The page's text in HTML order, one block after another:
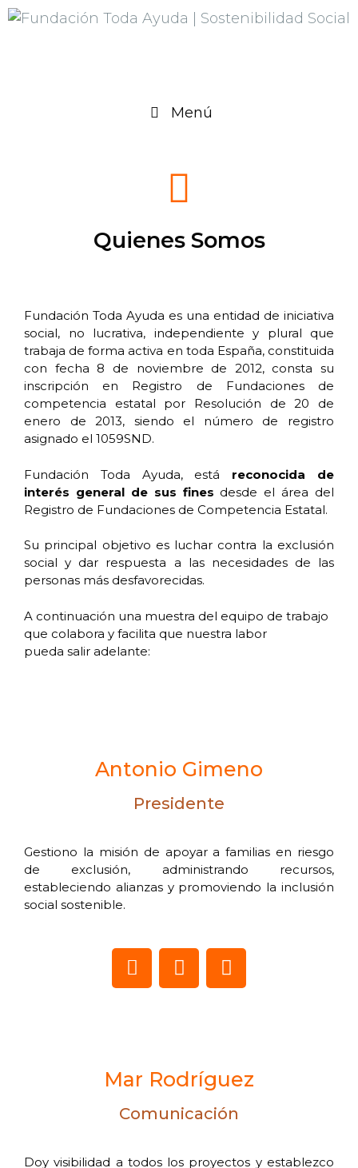
Menú
Quienes Somos
Fundación Toda Ayuda es una entidad de iniciativa
social, no lucrativa, independiente y plural que
trabaja de forma activa en toda España, constituida
con fecha 8 de noviembre de 2012, consta su
inscripción en Registro de Fundaciones de
competencia estatal por Resolución de 20 de
enero de 2013, siendo el número de registro
asignado el 1059SND.
Fundación Toda Ayuda, está reconocida de
interés general de sus fines desde el área del
Registro de Fundaciones de Competencia Estatal.
Su principal objetivo es luchar contra la exclusión
social y dar respuesta a las necesidades de las
personas más desfavorecidas.
A continuación una muestra del equipo de trabajo
que colabora y facilita que nuestra labor
pueda salir adelante:
Antonio Gimeno
Presidente
Gestiono la misión de apoyar a familias en riesgo
de exclusión, administrando recursos,
estableciendo alianzas y promoviendo la inclusión
social sostenible.
Mar Rodríguez
Comunicación
Doy visibilidad a todos los proyectos y establezco